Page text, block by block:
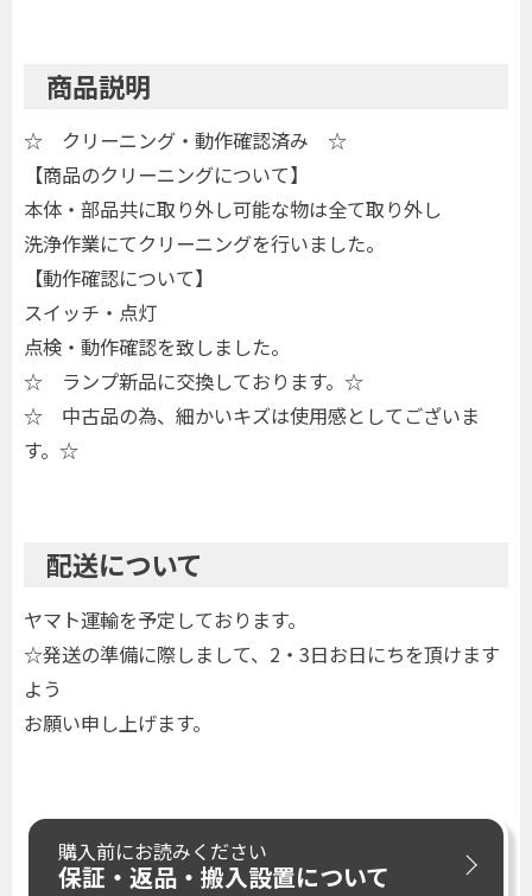
商品説明
☆ クリーニング・動作確認済み ☆
【商品のクリーニングについて】
本体・部品共に取り外し可能な物は全て取り外し
洗浄作業にてクリーニングを行いました。
【動作確認について】
スイッチ・点灯
点検・動作確認を致しました。
☆ ランプ新品に交換しております。☆
☆ 中古品の為、細かいキズは使用感としてございま
す。☆
配送について
ヤマト運輸を予定しております。
☆発送の準備に際しまして、2・3日お日にちを頂けます
よう
お願い申し上げます。
購入前にお読みください
保証・返品・搬入設置について